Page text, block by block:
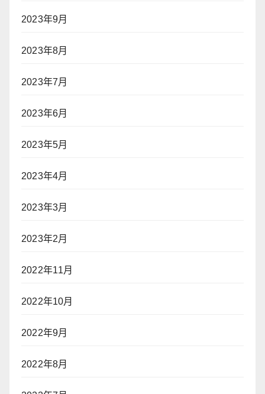
2023年9月
2023年8月
2023年7月
2023年6月
2023年5月
2023年4月
2023年3月
2023年2月
2022年11月
2022年10月
2022年9月
2022年8月